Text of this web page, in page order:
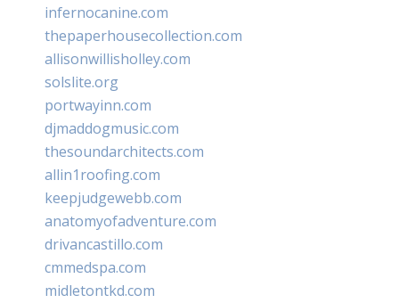
infernocanine.com
thepaperhousecollection.com
allisonwillisholley.com
solslite.org
portwayinn.com
djmaddogmusic.com
thesoundarchitects.com
allin1roofing.com
keepjudgewebb.com
anatomyofadventure.com
drivancastillo.com
cmmedspa.com
midletontkd.com